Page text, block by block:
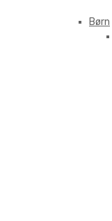
Børn